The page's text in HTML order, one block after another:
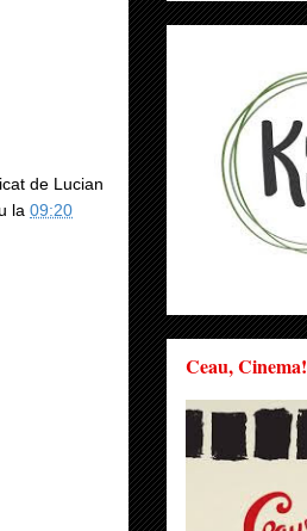
de Lucian
la 09:20
Ceau, Cinema!